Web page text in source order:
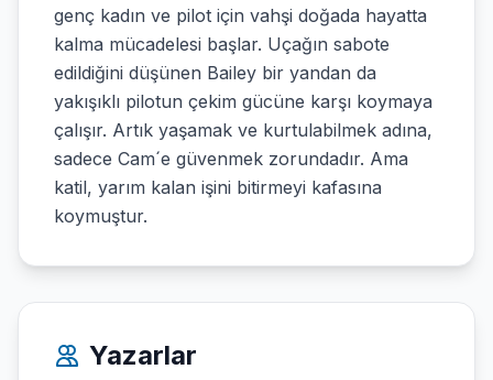
genç kadın ve pilot için vahşi doğada hayatta
kalma mücadelesi başlar. Uçağın sabote
edildiğini düşünen Bailey bir yandan da
yakışıklı pilotun çekim gücüne karşı koymaya
çalışır. Artık yaşamak ve kurtulabilmek adına,
sadece Cam´e güvenmek zorundadır. Ama
katil, yarım kalan işini bitirmeyi kafasına
koymuştur.
Yazarlar